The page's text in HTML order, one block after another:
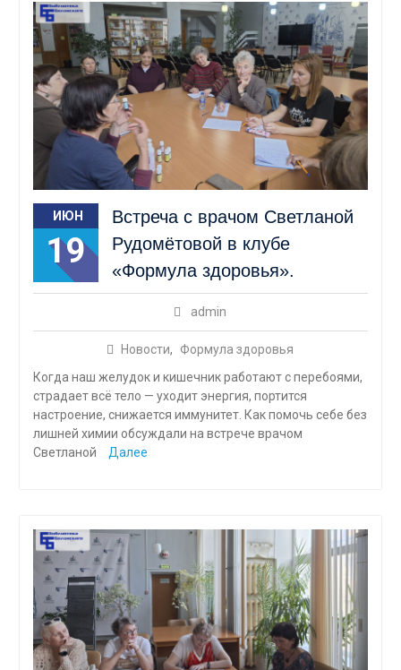
ИЮН
19
Встреча с врачом Светланой
Рудомётовой в клубе
«Формула здоровья».
admin
Новости,
Формула здоровья
Когда наш желудок и кишечник работают с перебоями,
страдает всё тело — уходит энергия, портится
настроение, снижается иммунитет. Как помочь себе без
лишней химии обсуждали на встрече врачом
Светланой
Далее